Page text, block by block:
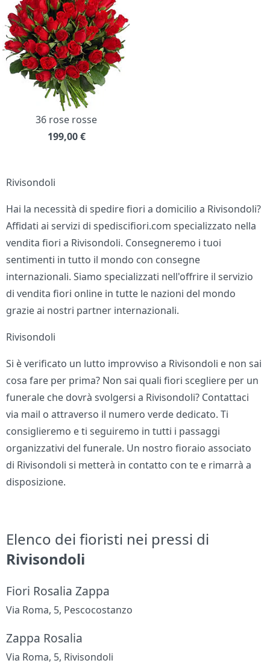
36 rose rosse
199,00 €
Rivisondoli
Hai la necessità di spedire fiori a domicilio a Rivisondoli?
Affidati ai servizi di spediscifiori.com specializzato nella
vendita fiori a Rivisondoli. Consegneremo i tuoi
sentimenti in tutto il mondo con consegne
internazionali. Siamo specializzati nell'offrire il servizio
di vendita fiori online in tutte le nazioni del mondo
grazie ai nostri partner internazionali.
Rivisondoli
Si è verificato un lutto improvviso a Rivisondoli e non sai
cosa fare per prima? Non sai quali fiori scegliere per un
funerale che dovrà svolgersi a Rivisondoli? Contattaci
via mail o attraverso il numero verde dedicato. Ti
consiglieremo e ti seguiremo in tutti i passaggi
organizzativi del funerale. Un nostro fioraio associato
di Rivisondoli si metterà in contatto con te e rimarrà a
disposizione.
Elenco dei fioristi nei pressi di
Rivisondoli
Fiori Rosalia Zappa
Via Roma, 5, Pescocostanzo
Zappa Rosalia
Via Roma, 5, Rivisondoli